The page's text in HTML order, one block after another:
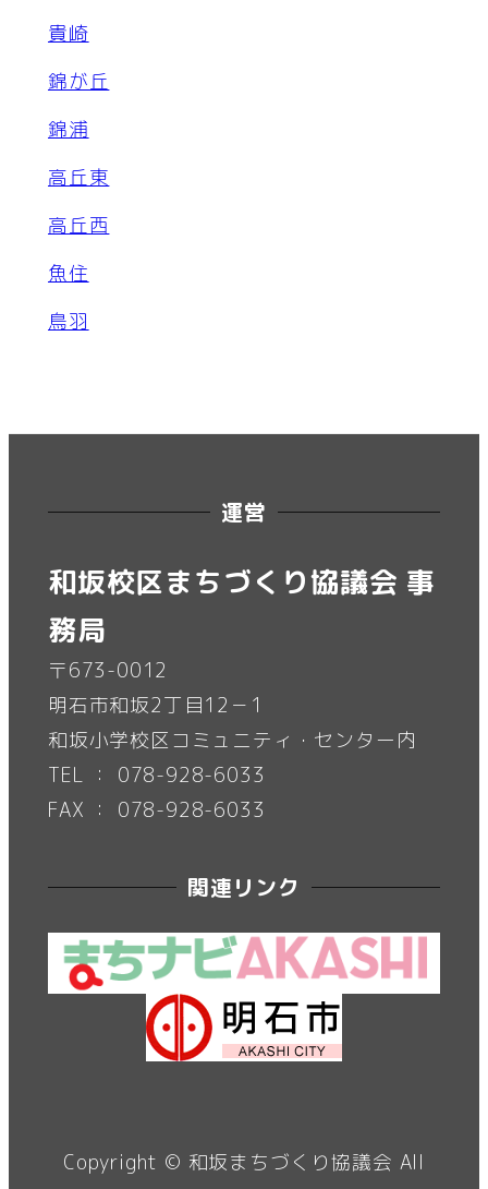
貴崎
錦が丘
錦浦
高丘東
高丘西
魚住
鳥羽
運営
和坂校区まちづくり協議会 事
務局
〒673-0012
明石市和坂2丁目12－1
和坂小学校区コミュニティ・センター内
TEL ： 078-928-6033
FAX ： 078-928-6033
関連リンク
Copyright © 和坂まちづくり協議会 All